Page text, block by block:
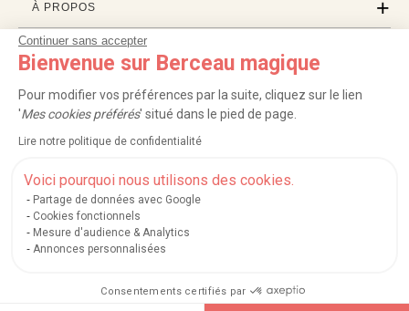
Continuer sans accepter
Bienvenue sur Berceau magique
Pour modifier vos préférences par la suite, cliquez sur le lien
'Mes cookies préférés' situé dans le pied de page.
Lire notre politique de confidentialité
Voici pourquoi nous utilisons des cookies.
Partage de données avec Google
Cookies fonctionnels
Mesure d'audience & Analytics
Annonces personnalisées
Consentements certifiés par
À PROPOS
PROFESSIONNELS
LISTES CADEAUX
Service après-vente| FAQ |Rappels de produits|Protection des données
Mentions légales et crédits Conditions générales de ventes
Nos moyens de paiement sécurisés
Exauceur de souhaits© 2004-2026